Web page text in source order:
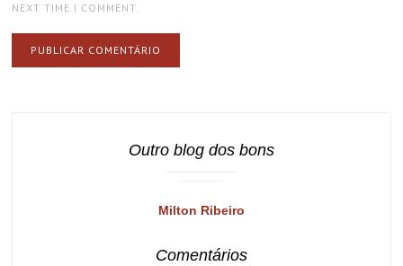
NEXT TIME I COMMENT.
Outro blog dos bons
Milton Ribeiro
Comentários